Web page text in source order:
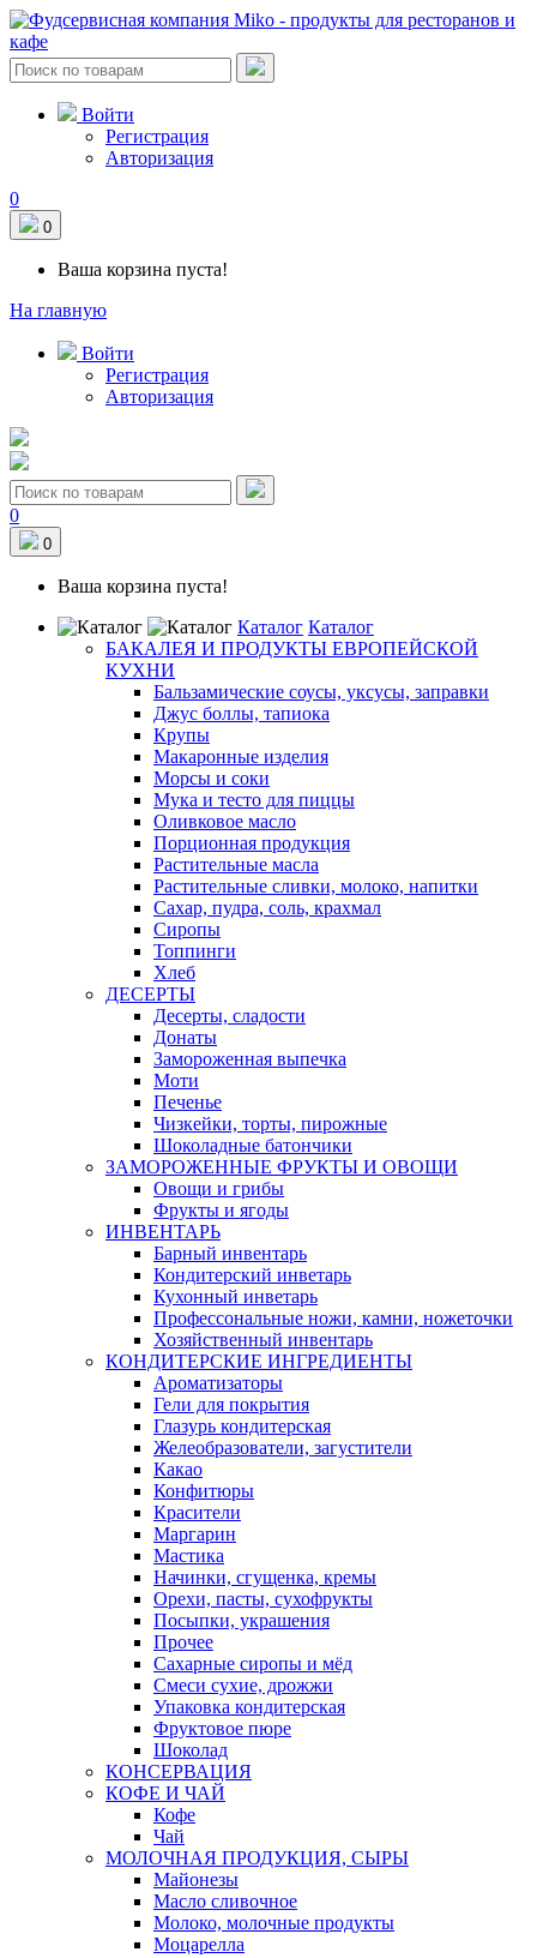
Войти
Регистрация
Авторизация
0
0
Ваша корзина пуста!
На главную
Войти
Регистрация
Авторизация
0
0
Ваша корзина пуста!
Каталог Каталог
БАКАЛЕЯ И ПРОДУКТЫ ЕВРОПЕЙСКОЙ
КУХНИ
Бальзамические соусы, уксусы, заправки
Джус боллы, тапиока
Крупы
Макаронные изделия
Морсы и соки
Мука и тесто для пиццы
Оливковое масло
Порционная продукция
Растительные масла
Растительные сливки, молоко, напитки
Сахар, пудра, соль, крахмал
Сиропы
Топпинги
Хлеб
ДЕСЕРТЫ
Десерты, сладости
Донаты
Замороженная выпечка
Моти
Печенье
Чизкейки, торты, пирожные
Шоколадные батончики
ЗАМОРОЖЕННЫЕ ФРУКТЫ И ОВОЩИ
Овощи и грибы
Фрукты и ягоды
ИНВЕНТАРЬ
Барный инвентарь
Кондитерский инветарь
Кухонный инветарь
Профессональные ножи, камни, ножеточки
Хозяйственный инвентарь
КОНДИТЕРСКИЕ ИНГРЕДИЕНТЫ
Ароматизаторы
Гели для покрытия
Глазурь кондитерская
Желеобразователи, загустители
Какао
Конфитюры
Красители
Маргарин
Мастика
Начинки, сгущенка, кремы
Орехи, пасты, сухофрукты
Посыпки, украшения
Прочее
Сахарные сиропы и мёд
Смеси сухие, дрожжи
Упаковка кондитерская
Фруктовое пюре
Шоколад
КОНСЕРВАЦИЯ
КОФЕ И ЧАЙ
Кофе
Чай
МОЛОЧНАЯ ПРОДУКЦИЯ, СЫРЫ
Майонезы
Масло сливочное
Молоко, молочные продукты
Моцарелла